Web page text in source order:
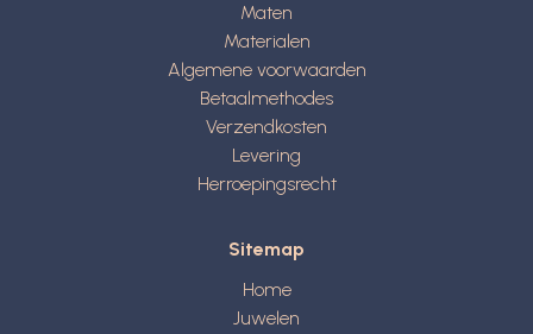
Maten
Materialen
Algemene voorwaarden
Betaalmethodes
Verzendkosten
Levering
Herroepingsrecht
Sitemap
Home
Juwelen